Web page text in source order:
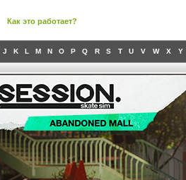
Как это работает?
J K L M N O P Q R S T U V W X Y